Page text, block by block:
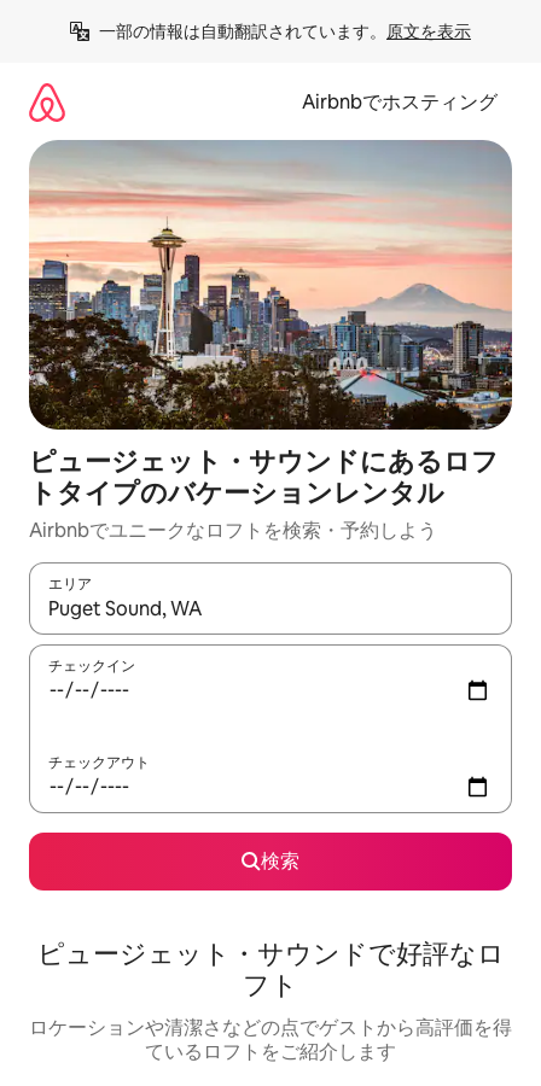
一部の情報は自動翻訳されています。 原文を表示
Airbnbでホスティング
ピュージェット・サウンドにあるロフ
トタイプのバケーションレンタル
Airbnbでユニークなロフトを検索・予約しよう
エリア
検索結果が表示されたら、上下の矢印キーを使って移動するか
チェックイン
チェックアウト
検索
ピュージェット・サウンドで好評なロ
フト
ロケーションや清潔さなどの点でゲストから高評価を得
ているロフトをご紹介します